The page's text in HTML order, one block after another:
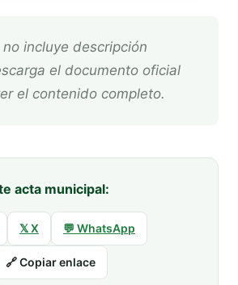
el documento oficial
el contenido completo.
acta municipal:
𝕏 X 💬 WhatsApp
🔗 Copiar enlace